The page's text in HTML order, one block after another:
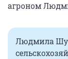
агроном
Людмила